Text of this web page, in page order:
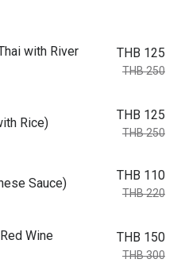
with River
THB 125
THB 250
Rice)
THB 125
THB 250
Sauce)
THB 110
THB 220
Wine
THB 150
THB 300